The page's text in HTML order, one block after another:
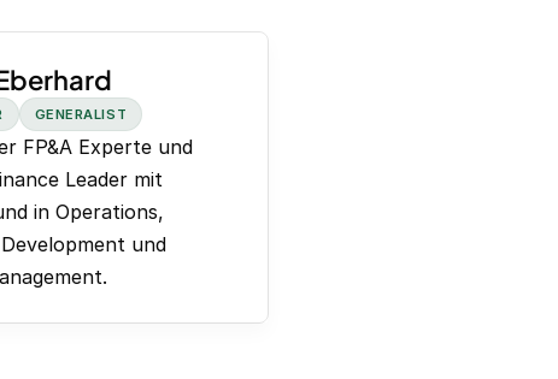
GENERALIST
FP&A Experte und
Leader mit
in Operations,
und